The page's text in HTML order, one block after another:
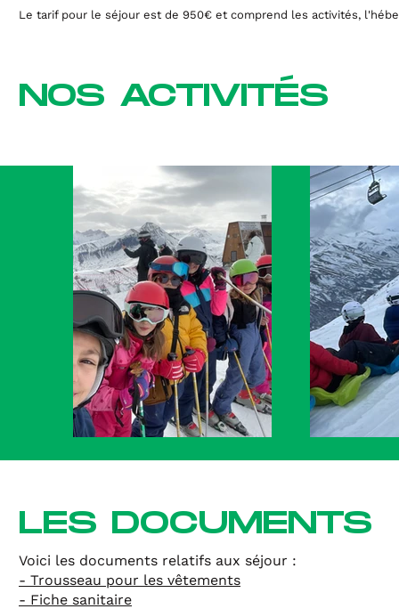
Le tarif pour le séjour est de 950€ et comprend les activités,
NOS ACTIVITÉS
LES DOCUMENTS
Voici les documents relatifs aux séjour :
- Trousseau pour les vêtements
- Fiche sanitaire